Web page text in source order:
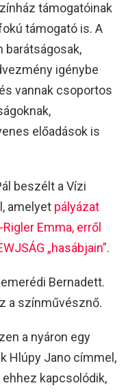
támogatóinak
támogató is. A
barátságosak,
igénybe
vannak csoportos
előadások is
beszélt a Vízi
amelyet pályázat
Emma, erről
„hasábjain”.
Bernadett.
a színművésznő.
a nyáron egy
Hlúpy Jano címmel,
ehhez kapcsolódik,